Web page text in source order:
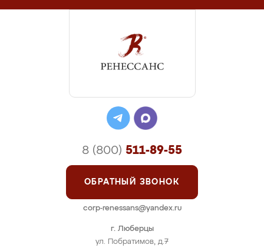
г. Люберцы
ул. Побратимов, д.7
8 (800) 511-89-55
ОБРАТНЫЙ ЗВОНОК
corp-renessans@yandex.ru